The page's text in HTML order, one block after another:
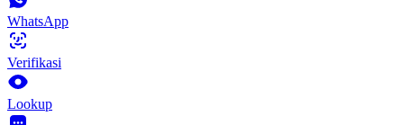
WhatsApp
Verifikasi
Lookup